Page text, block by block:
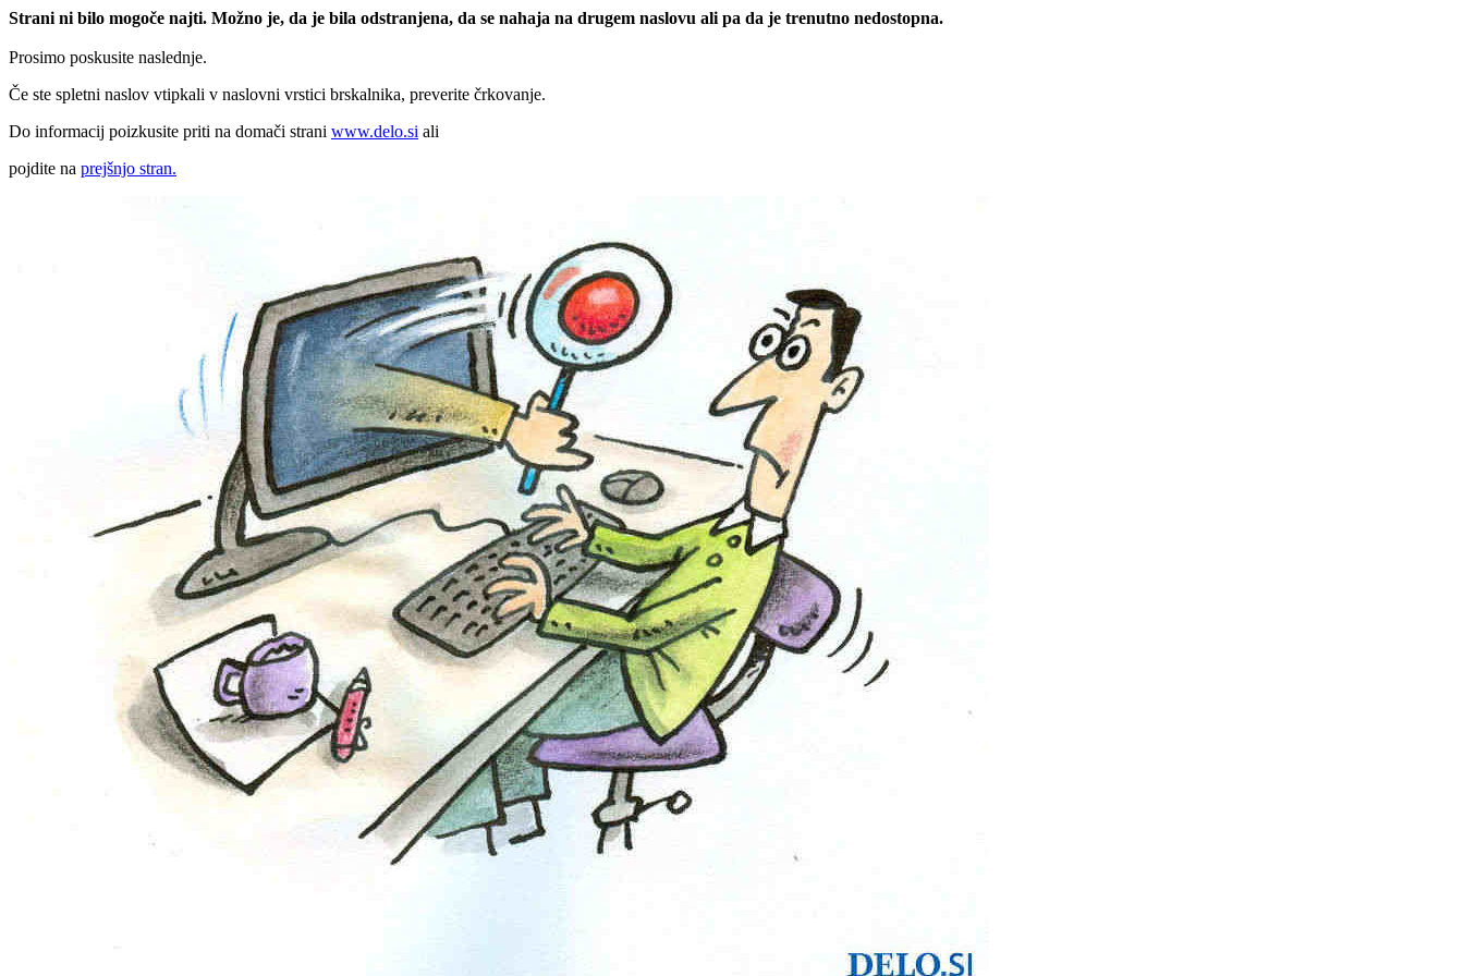
Strani ni bilo mogoče najti. Možno je, da je bila odstranjena, da se nahaja na drugem naslovu ali pa da je trenutno nedostopna.
Prosimo poskusite naslednje.
Če ste spletni naslov vtipkali v naslovni vrstici brskalnika, preverite črkovanje.
Do informacij poizkusite priti na domači strani www.delo.si ali
pojdite na prejšnjo stran.